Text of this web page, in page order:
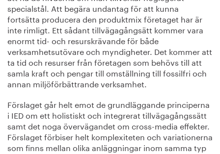
specialstål. Att begära undantag för att kunna
fortsätta producera den produktmix företaget har är
inte rimligt. Ett sådant tillvägagångsätt kommer vara
enormt tid- och resurskrävande för både
verksamhetsutövare och myndigheter. Det kommer att
ta tid och resurser från företagen som behövs till att
samla kraft och pengar till omställning till fossilfri och
annan miljöförbättrande verksamhet.
Förslaget går helt emot de grundläggande principerna
i IED om ett holistiskt och integrerat tillvägagångssätt
samt det noga övervägandet om cross-media effekter.
Förslaget förbiser helt komplexiteten och variationerna
som finns mellan olika anläggningar inom samma typ